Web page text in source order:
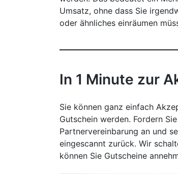
Umsatz, ohne dass Sie
oder ähnliches einräumen
In 1 Minute zur
Sie können ganz einfach
Gutschein werden. Fordern
Partnervereinbarung an und
eingescannt zurück. Wir
können Sie Gutscheine